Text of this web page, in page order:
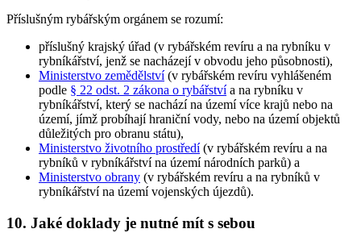
Příslušným rybářským orgánem se rozumí:
příslušný krajský úřad (v rybářském revíru a na rybníku v
rybníkářství, jenž se nacházejí v obvodu jeho působnosti),
Ministerstvo zemědělství(v rybářském revíru vyhlášeném
podle § 22 odst. 2 zákona o rybářstvía na rybníku v
rybníkářství, který se nachází na území více krajů nebo na
území, jímž probíhají hraniční vody, nebo na území objektů
důležitých pro obranu státu),
Ministerstvo životního prostředí(v rybářském revíru a na
rybníků v rybníkářství na území národních parků) a
Ministerstvo obrany (v rybářském revíru a na rybníků v
rybníkářství na území vojenských újezdů).
10. Jaké doklady je nutné mít s sebou